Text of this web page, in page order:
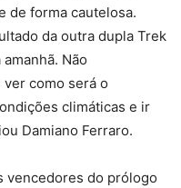
de forma cautelosa.
da outra dupla Trek
Não
como será o
climáticas e ir
Damiano Ferraro.
vencedores do prólogo